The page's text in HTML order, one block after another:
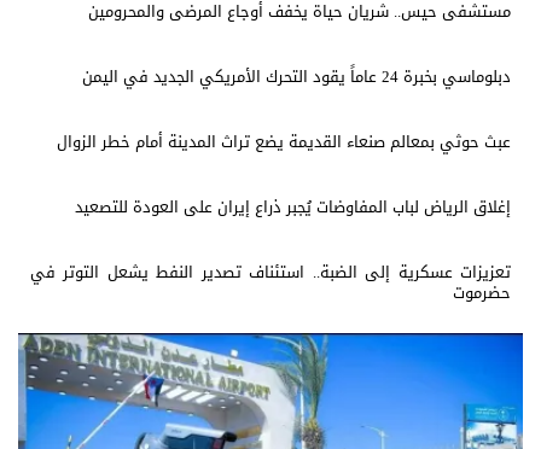
مستشفى حيس.. شريان حياة يخفف أوجاع المرضى والمحرومين
دبلوماسي بخبرة 24 عاماً يقود التحرك الأمريكي الجديد في اليمن
عبث حوثي بمعالم صنعاء القديمة يضع تراث المدينة أمام خطر الزوال
إغلاق الرياض لباب المفاوضات يُجبر ذراع إيران على العودة للتصعيد
تعزيزات عسكرية إلى الضبة.. استئناف تصدير النفط يشعل التوتر في
حضرموت